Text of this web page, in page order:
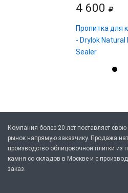
4 600
Пропитка для
- Drylok Natural
Sealer
Компания более 20 лет поставляет
рынок напрямую заказчику. Продажа
производство облицовочной плитки из
камня со складов в Москве и с
заказ.